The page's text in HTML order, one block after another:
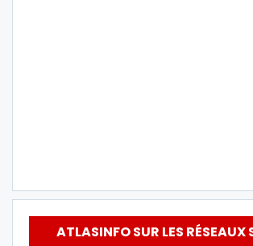
ATLASINFO SUR LES RÉSEAUX